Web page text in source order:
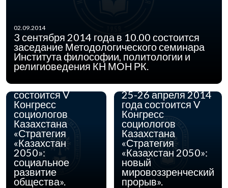
02.09.2014
3 сентября 2014 года в 10.00 состоится
заседание Методологического семинара
Института философии, политологии и
религиоведения КН МОН РК.
08.04.2014
25-26 апреля
2014 года
состоится V
Конгресс
социологов
Казахстана
«Стратегия
«Казахстан
2050»:
социальное
развитие
общества».
03.04.2014
25-26 апреля 2014
года состоится V
Конгресс
социологов
Казахстана
«Стратегия
«Казахстан 2050»:
новый
мировоззренческий
прорыв».